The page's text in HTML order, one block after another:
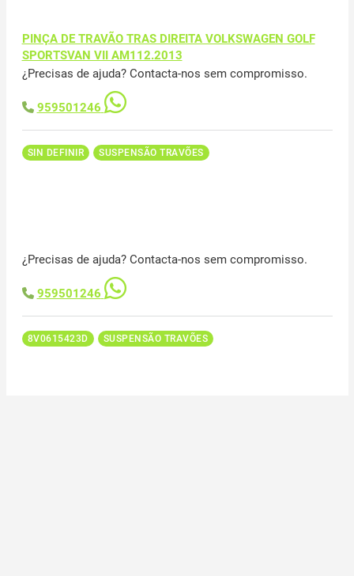
PINÇA DE TRAVÃO TRAS DIREITA VOLKSWAGEN GOLF
SPORTSVAN VII AM112.2013
¿Precisas de ajuda? Contacta-nos sem compromisso.
959501246
SIN DEFINIR SUSPENSÃO TRAVÕES
¿Precisas de ajuda? Contacta-nos sem compromisso.
959501246
8V0615423D SUSPENSÃO TRAVÕES